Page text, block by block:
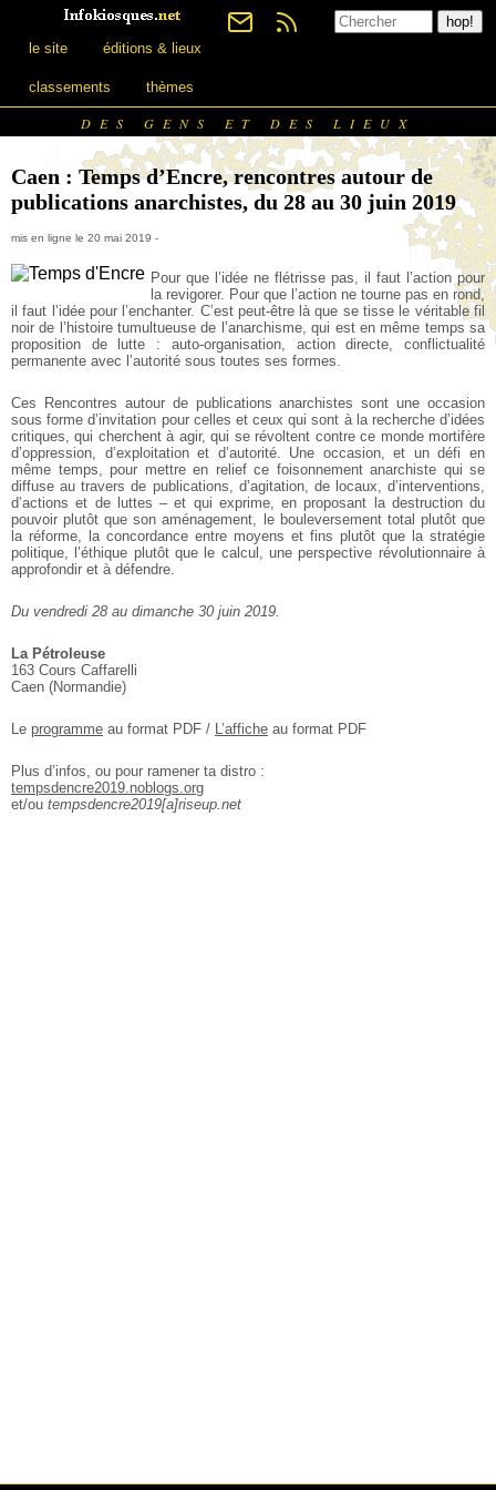
le site éditions & lieux
classements thèmes
DES GENS ET DES LIEUX
Caen : Temps d’Encre, rencontres autour de
publications anarchistes, du 28 au 30 juin 2019
mis en ligne le 20 mai 2019 -
Pour que l’idée ne flétrisse pas, il faut l’action pour
la revigorer. Pour que l’action ne tourne pas en rond,
il faut l’idée pour l’enchanter. C’est peut-être là que se tisse le véritable fil
noir de l’histoire tumultueuse de l’anarchisme, qui est en même temps sa
proposition de lutte : auto-organisation, action directe, conflictualité
permanente avec l’autorité sous toutes ses formes.
Ces Rencontres autour de publications anarchistes sont une occasion
sous forme d’invitation pour celles et ceux qui sont à la recherche d’idées
critiques, qui cherchent à agir, qui se révoltent contre ce monde mortifère
d’oppression, d’exploitation et d’autorité. Une occasion, et un défi en
même temps, pour mettre en relief ce foisonnement anarchiste qui se
diffuse au travers de publications, d’agitation, de locaux, d’interventions,
d’actions et de luttes – et qui exprime, en proposant la destruction du
pouvoir plutôt que son aménagement, le bouleversement total plutôt que
la réforme, la concordance entre moyens et fins plutôt que la stratégie
politique, l’éthique plutôt que le calcul, une perspective révolutionnaire à
approfondir et à défendre.
Du vendredi 28 au dimanche 30 juin 2019.
La Pétroleuse
163 Cours Caffarelli
Caen (Normandie)
Le programme au format PDF / L’affiche au format PDF
Plus d’infos, ou pour ramener ta distro :
tempsdencre2019.noblogs.org
et/ou tempsdencre2019[a]riseup.net